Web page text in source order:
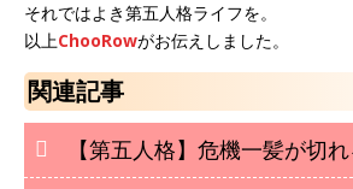
それではよき第五人格ライフを。
以上ChooRowがお伝えしました。
関連記事
【第五人格】危機一髪が切